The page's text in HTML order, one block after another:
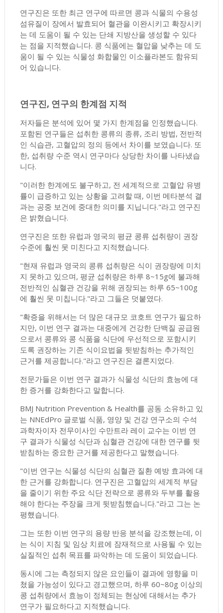
연구진은 또한 최근 연구에 따르면 콩과 식물의 수용성
섬유질이 장에서 발효되어 혈관을 이완시키고 확장시키
는 데 도움이 될 수 있는 단쇄 지방산을 생성할 수 있다
는 점을 지적했습니다. 콩 식품에는 혈압을 낮추는 데 도
움이 될 수 있는 식물성 화합물인 이소플라본도 함유되
어 있습니다.
연구진, 연구의 한계점 지적
저자들은 분석에 있어 몇 가지 한계점을 인정했습니다.
포함된 연구들은 섭취한 콩류의 종류, 조리 방법, 전반적
인 식습관, 고혈압의 정의 등에서 차이를 보였습니다. 또
한, 섭취량 수준 역시 연구마다 상당한 차이를 나타냈습
니다.
"이러한 한계에도 불구하고, 전 세계적으로 고혈압 유병
률이 급증하고 있는 상황을 고려할 때, 이번 메타분석 결
과는 공중 보건에 중대한 의미를 지닙니다."라고 연구진
은 밝혔습니다.
연구진은 또한 유럽과 영국의 평균 콩류 섭취량이 권장
수준에 훨씬 못 미친다고 지적했습니다.
"현재 유럽과 영국의 콩류 섭취량은 식이 권장량에 미치
지 못하고 있으며, 평균 섭취량은 하루 8~15g에 불과해
전반적인 심혈관 건강을 위해 권장되는 하루 65~100g
에 훨씬 못 미칩니다."라고 그들은 덧붙였다.
"확증을 위해서는 더 많은 대규모 코호트 연구가 필요하
지만, 이번 연구 결과는 대중에게 건강한 단백질 공급원
으로서 콩류와 콩 식품을 식단에 우선적으로 포함시키
도록 권장하는 기존 식이요법을 뒷받침하는 추가적인
근거를 제공합니다."라고 연구진은 결론지었다.
전문가들은 이번 연구 결과가 식물성 식단의 효능에 대
한 증거를 강화한다고 말합니다.
BMJ Nutrition Prevention & Health를 공동 소유하고 있
는 NNEdPro 글로벌 식품, 영양 및 건강 연구소의 수석
과학자이자 전무이사인 수만트라 레이 교수는 이번 연
구 결과가 식물성 식단과 심혈관 건강에 대한 연구를 뒷
받침하는 중요한 근거를 제공한다고 말했습니다.
"이번 연구는 식물성 식단의 심혈관 질환 예방 효과에 대
한 근거를 강화합니다. 연구진은 고혈압의 세계적 부담
을 줄이기 위한 주요 식단 전략으로 콩류와 두부를 활용
해야 한다는 주장을 크게 뒷받침했습니다."라고 그는 논
평했습니다.
그는 또한 이번 연구의 용량 반응 분석을 강조했는데, 이
는 식이 지침 및 임상 치료에 잠재적으로 사용될 수 있는
실질적인 섭취 목표를 파악하는 데 도움이 되었습니다.
동시에 그는 측정되지 않은 요인들이 결과에 영향을 미
쳤을 가능성이 있다고 경고했으며, 하루 60~80g 이상의
콩 섭취량에서 효능이 정체되는 현상에 대해서는 추가
연구가 필요하다고 지적했습니다.